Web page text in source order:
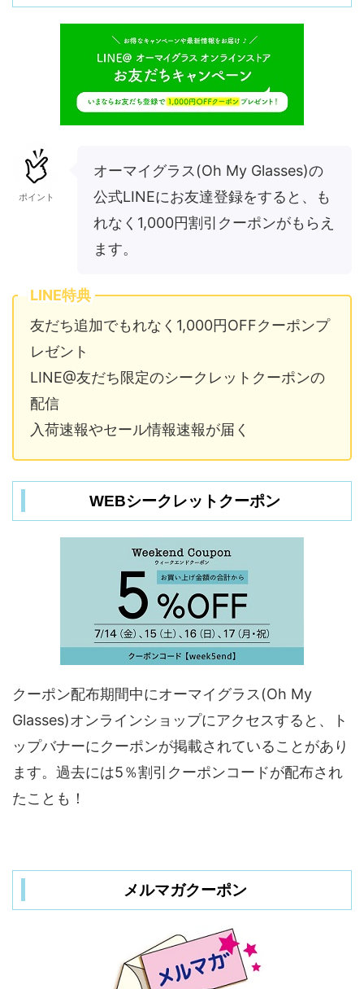
ポイント
オーマイグラス(Oh My Glasses)の
公式LINEにお友達登録をすると、も
れなく1,000円割引クーポンがもらえ
ます。
LINE特典
友だち追加でもれなく1,000円OFFクーポンプ
レゼント
LINE@友だち限定のシークレットクーポンの
配信
入荷速報やセール情報速報が届く
WEBシークレットクーポン
クーポン配布期間中にオーマイグラス(Oh My
Glasses)オンラインショップにアクセスすると、ト
ップバナーにクーポンが掲載されていることがあり
ます。過去には5％割引クーポンコードが配布され
たことも！
メルマガクーポン